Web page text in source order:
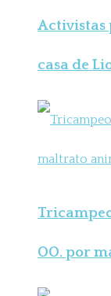
Activistas
casa de
OO. por